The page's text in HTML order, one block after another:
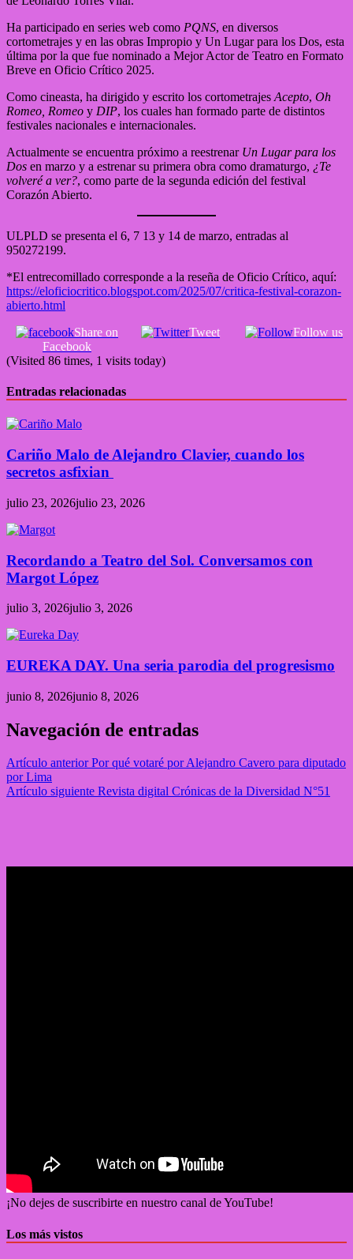
Ha participado en series web como PQNS, en diversos
cortometrajes y en las obras Impropio y Un Lugar para los Dos, esta
última por la que fue nominado a Mejor Actor de Teatro en Formato
Breve en Oficio Crítico 2025.
Como cineasta, ha dirigido y escrito los cortometrajes Acepto, Oh
Romeo, Romeo y DIP, los cuales han formado parte de distintos
festivales nacionales e internacionales.
Actualmente se encuentra próximo a reestrenar Un Lugar para los
Dos en marzo y a estrenar su primera obra como dramaturgo, ¿Te
volveré a ver?, como parte de la segunda edición del festival
Corazón Abierto.
ULPLD se presenta el 6, 7 13 y 14 de marzo, entradas al
950272199.
*El entrecomillado corresponde a la reseña de Oficio Crítico, aquí:
https://eloficiocritico.blogspot.com/2025/07/critica-festival-corazon-
abierto.html
Share on
Facebook
Tweet Follow us
(Visited 86 times, 1 visits today)
Entradas relacionadas
Cariño Malo de Alejandro Clavier, cuando los
secretos asfixian
julio 23, 2026julio 23, 2026
Recordando a Teatro del Sol. Conversamos con
Margot López
julio 3, 2026julio 3, 2026
EUREKA DAY. Una seria parodia del progresismo
junio 8, 2026junio 8, 2026
Navegación de entradas
Artículo anterior Por qué votaré por Alejandro Cavero para diputado
por Lima
Artículo siguiente Revista digital Crónicas de la Diversidad N°51
¡No dejes de suscribirte en nuestro canal de YouTube!
Los más vistos